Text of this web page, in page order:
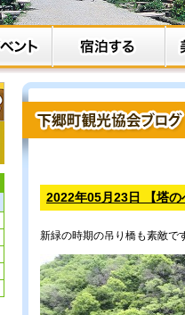
2022年05月23日 【塔の
新緑の時期の吊り橋も素敵で